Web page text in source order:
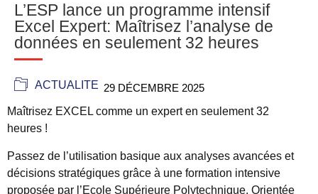
L’ESP lance un programme intensif
Excel Expert: Maîtrisez l’analyse de
données en seulement 32 heures
ACTUALITE 29 DÉCEMBRE 2025
Maîtrisez EXCEL comme un expert en seulement 32
heures !
Passez de l’utilisation basique aux analyses avancées et
décisions stratégiques grâce à une formation intensive
proposée par l’Ecole Supérieure Polytechnique. Orientée